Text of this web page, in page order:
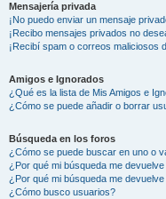
Mensajería privada
¡No puedo enviar un mensaje
¡Recibo mensajes privados no
¡Recibí spam o correos maliciosos
Amigos e Ignorados
¿Qué es la lista de Mis Amigos e
¿Cómo se puede añadir o borrar
Búsqueda en los foros
¿Cómo se puede buscar en uno o
¿Por qué mi búsqueda me
¿Por qué mi búsqueda me
¿Cómo busco usuarios?